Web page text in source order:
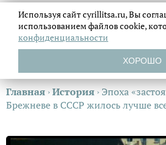
Главная ›История › Эпоха
Брежневе в СССР жилось лучше
Используя сайт cyrillitsa.ru, Вы
использованием файловcookie,
конфиденциальности
ХОРОШО